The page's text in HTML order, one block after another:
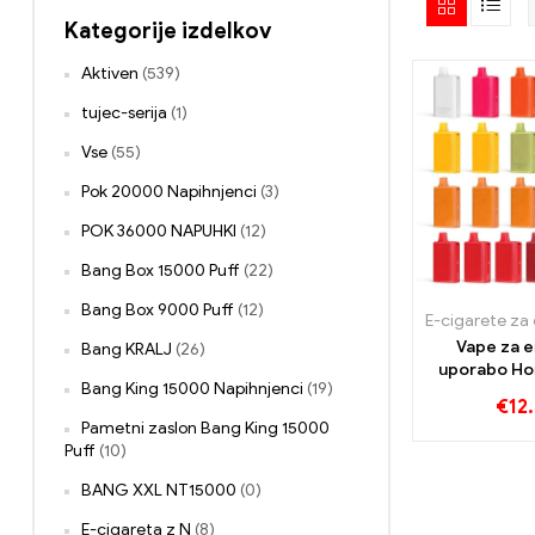
Vape za
uporabo
€
Kategorije izdelkov
Aktiven (539)
tujec-serija (1)
Vse (55)
Pok 20000 Napihnjenci (3)
POK 36000 NAPUHKI (12)
Bang Box 15000 Puff (22)
Bang Box 9000 Puff (12)
Bang KRALJ (26)
Bang King 15000 Napihnjenci (19)
Pametni zaslon Bang King 15000
Puff (10)
BANG XXL NT15000 (0)
E-cigareta z N (8)